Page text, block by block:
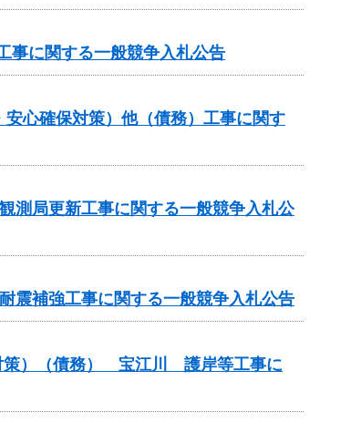
に関する一般競争入札公告
心確保対策）他（債務）工事に関す
測局更新工事に関する一般競争入札公
震補強工事に関する一般競争入札公告
策）（債務） 宝江川 護岸等工事に